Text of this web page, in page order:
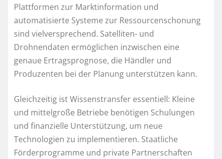
Plattformen zur Marktinformation und
automatisierte Systeme zur Ressourcenschonung
sind vielversprechend. Satelliten- und
Drohnendaten ermöglichen inzwischen eine
genaue Ertragsprognose, die Händler und
Produzenten bei der Planung unterstützen kann.
Gleichzeitig ist Wissenstransfer essentiell: Kleine
und mittelgroße Betriebe benötigen Schulungen
und finanzielle Unterstützung, um neue
Technologien zu implementieren. Staatliche
Förderprogramme und private Partnerschaften